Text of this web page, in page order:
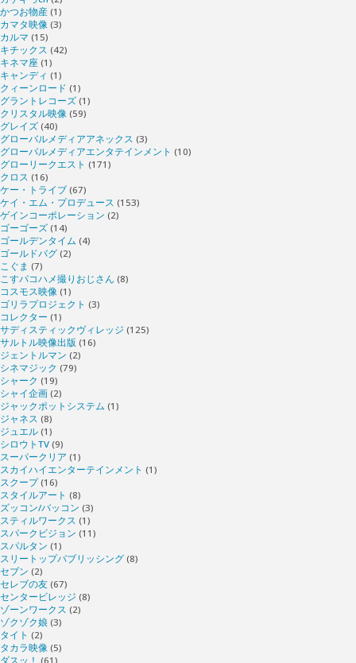
かつお物産 (1)
カマタ映像 (3)
カルマ (15)
キチックス (42)
キネマ座 (1)
キャンディ (1)
クィーンロード (1)
グラントレコーズ (1)
クリスタル映像 (59)
グレイズ (40)
グローバルメディアアネックス (3)
グローバルメディアエンタテインメント (10)
グローリークエスト (171)
クロス (16)
ケー・トライブ (67)
ケイ・エム・プロデュース (153)
ゲインコーポレーション (2)
ゴーゴーズ (14)
ゴールデンタイム (4)
ゴールドバグ (2)
こぐま (7)
こすパコハメ撮りおじさん (8)
コスモス映像 (1)
ゴリラプロジェクト (3)
コレクター (1)
サディスティックヴィレッジ (125)
サルトル映像出版 (16)
ジェントルマン (2)
シネマジック (79)
シャーク (19)
シャイ企画 (2)
ジャックポットシステム (1)
ジャネス (8)
ジュエル (1)
シロウトTV (9)
スーパークリア (1)
スカイハイエンターテインメント (1)
スクープ(16)
スタイルアート (8)
ズッコン/バッコン (3)
スティルワークス (1)
スパークビジョン (11)
スパルタン (1)
スリートップパブリッシング (8)
セブン (2)
セレブの友 (67)
センタービレッジ (8)
ゾーンワークス (2)
ゾクゾク娘 (3)
タイト (2)
タカラ映像 (5)
ダスッ！ (61)